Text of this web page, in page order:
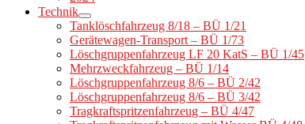
Technik
Tanklöschfahrzeug 8/18 – BÜ 1/21
Gerätewagen-Transport – BÜ 1/73
Löschgruppenfahrzeug LF 20 KatS – BÜ 1/45
Mehrzweckfahrzeug – BÜ 1/14
Löschgruppenfahrzeug 8/6 – BÜ 2/42
Löschgruppenfahrzeug 8/6 – BÜ 3/42
Tragkraftspritzenfahrzeug – BÜ 4/47